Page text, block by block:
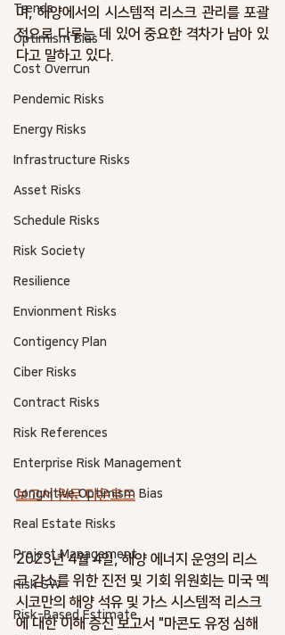
Trends
Optimism Bias
Cost Overrun
Pendemic Risks
Energy Risks
Infrastructure Risks
Asset Risks
Schedule Risks
Risk Society
Resilience
Envionment Risks
Contigency Plan
Ciber Risks
Contract Risks
Risk References
Enterprise Risk Management
Congnitive.Optimism Bias
Real Estate Risks
Project Management
Risk SW
Risk-Based Estimate
며, 해양에서의 시스템적 리스크 관리를 포괄
적으로 다루는 데 있어 중요한 격차가 남아 있
다고 말하고 있다.
보고서 원문 다운로드
2023년 4월 4일, 해양 에너지 운영의 리스
크 감소를 위한 진전 및 기회 위원회는 미국 멕
시코만의 해양 석유 및 가스 시스템적 리스크
에 대한 이해 증진 보고서 "마콘도 유정 심해